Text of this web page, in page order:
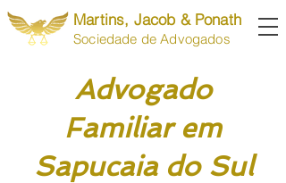
Martins, Jacob & Ponath
Sociedade de Advogados
Advogado
Familiar em
Sapucaia do Sul